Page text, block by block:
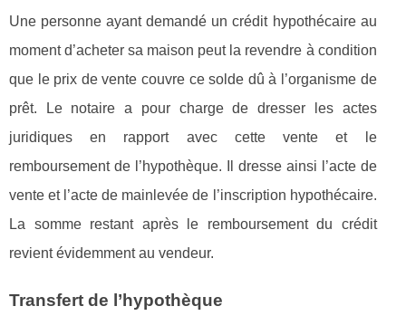
Une personne ayant demandé un crédit hypothécaire au
moment d’acheter sa maison peut la revendre à condition
que le prix de vente couvre ce solde dû à l’organisme de
prêt. Le notaire a pour charge de dresser les actes
juridiques en rapport avec cette vente et le
remboursement de l’hypothèque. Il dresse ainsi l’acte de
vente et l’acte de mainlevée de l’inscription hypothécaire.
La somme restant après le remboursement du crédit
revient évidemment au vendeur.
Transfert de l’hypothèque